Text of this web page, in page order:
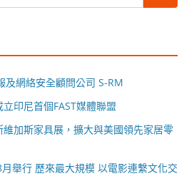
及網絡安全顧問公司 S-RM
印尼首個FAST媒體聯盟
加斯家具展，擴大與美國領先家居零
月舉行 歷來最大規模 以電影連繫文化交